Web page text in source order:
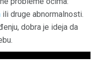
ili druge abnormalnosti.
dobra je ideja da